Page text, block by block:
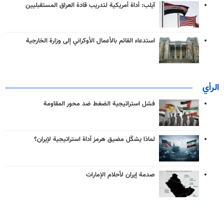
آيلب: أداة أمريكية لتدريب قادة العراق المستقبليين
استدعاء القائم بالأعمال الأوكراني إلى وزارة الخارجية
الرأي
فشل استراتيجية الضغط ضد محور المقاومة
لماذا يشكّل مضيق هرمز أداة استراتيجية لإيران؟
صدمة إيران لأحلام الإمارات